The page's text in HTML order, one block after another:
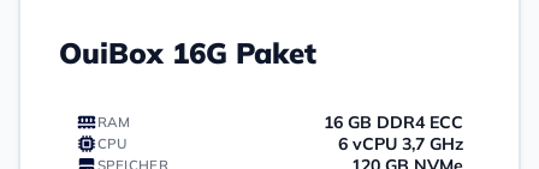
OuiBox 16G Paket
RAM 16 GB DDR4 ECC
CPU 6 vCPU 3,7 GHz
SPEICHER